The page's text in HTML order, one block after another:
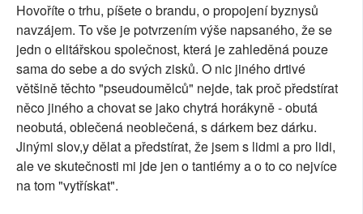
Hovoříte o trhu, píšete o brandu, o propojení byznysů
navzájem. To vše je potvrzením výše napsaného, že se
jedn o elitářskou společnost, která je zahleděná pouze
sama do sebe a do svých zisků. O nic jiného drtivé
většině těchto "pseudoumělců" nejde, tak proč předstírat
něco jiného a chovat se jako chytrá horákyně - obutá
neobutá, oblečená neoblečená, s dárkem bez dárku.
Jinými slov,y dělat a předstírat, že jsem s lidmi a pro lidi,
ale ve skutečnosti mi jde jen o tantiémy a o to co nejvíce
na tom "vytřískat".